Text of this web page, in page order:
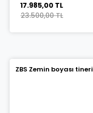
17.985,00 TL
23.500,00 TL
ZBS Zemin boyası tineri